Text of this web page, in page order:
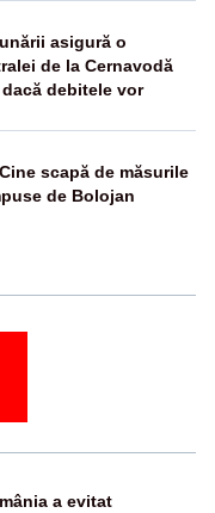
asigură o
de la Cernavodă
debitele vor
scapă de măsurile
de Bolojan
a evitat